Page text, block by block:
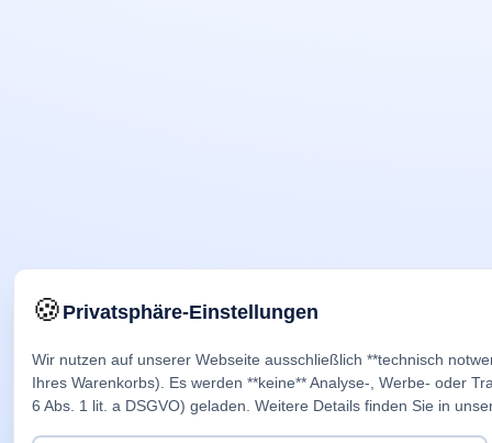
🍪Privatsphäre-Einstellungen
Wir nutzen auf unserer Webseite ausschließlich **technisch
Ihres Warenkorbs). Es werden **keine** Analyse-, Werbe- oder
6 Abs. 1 lit. a DSGVO) geladen. Weitere Details finden Sie in